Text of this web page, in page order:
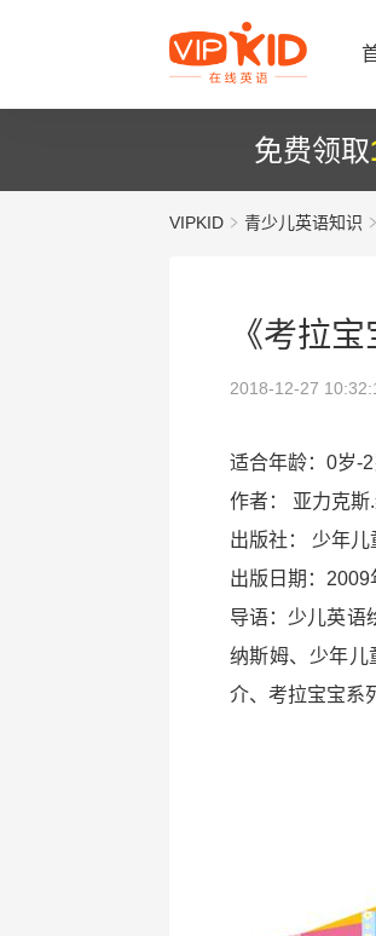
免费领取
VIPKID 青少儿英语知识
《考拉
2018-12-27
适合年龄：0岁-2
作者： 亚力克斯
出版社： 少年儿
出版日期：2009
导语：少儿英语
纳斯姆、少年儿
介、考拉宝宝系